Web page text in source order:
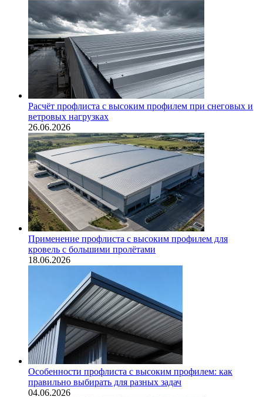
Расчёт профлиста с высоким профилем при снеговых и
ветровых нагрузках
26.06.2026
Применение профлиста с высоким профилем для
кровель с большими пролётами
18.06.2026
Особенности профлиста с высоким профилем: как
правильно выбирать для разных задач
04.06.2026